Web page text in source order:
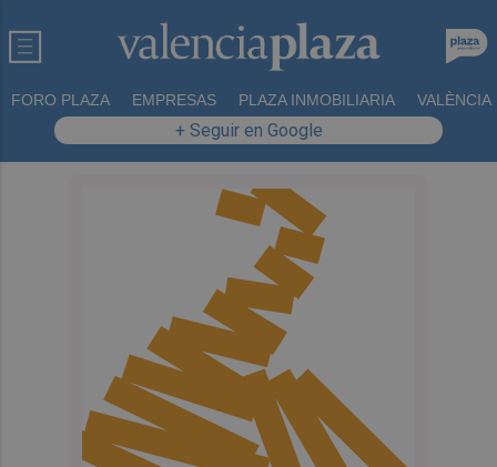
FORO PLAZA EMPRESAS PLAZA INMOBILIARIA VALÈNCIA
+ Seguir en Google